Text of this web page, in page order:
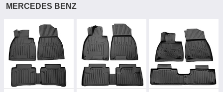
MERCEDES BENZ